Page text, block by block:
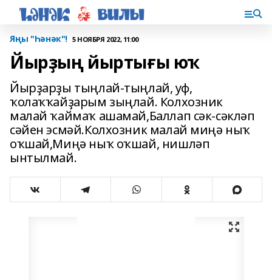
Яңы "Һәнәк"! 5 НОЯБРЯ 2022, 11:00
Йырҙың йыртығы юҡ
Йырҙарҙы тыңлай-тыңлай, уф,
ҡолаҡҡайҙарым зыңлай. Колхозник
малай ҡаймаҡ ашамай,Баллап сәк-сәкләп
сәйен эсмәй.Колхозник малай миңә ныҡ
оҡшай,Миңә ныҡ оҡшай, нишләп
ынтылмай.